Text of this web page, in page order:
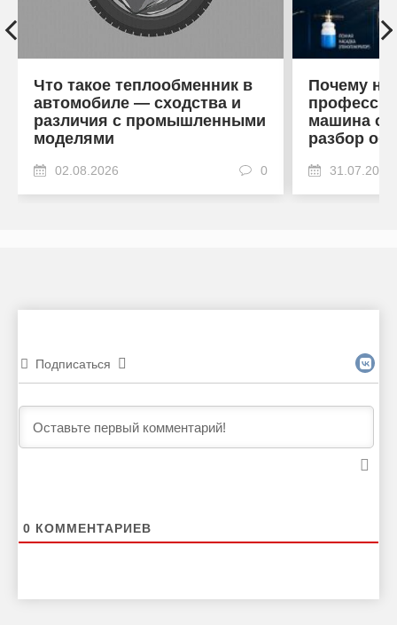
Что такое теплообменник в
автомобиле — сходства и
различия с промышленными
моделями
02.08.2026 0
Почему на
машина
разбор
31.07.2026
Подписаться
0 КОММЕНТАРИЕВ